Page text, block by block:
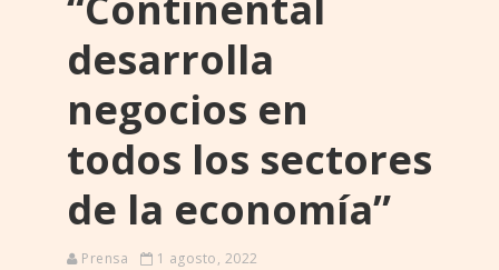
desarrolla
negocios en
todos los sectores
de la economía”
Prensa 1 agosto, 2022